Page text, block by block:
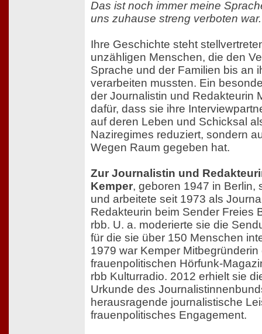
Das ist noch immer meine
uns zuhause streng verboten
Ihre Geschichte steht
unzähligen Menschen, die den
Sprache und der Familien bis an
verarbeiten mussten. Ein
der Journalistin und Redakteurin
dafür, dass sie ihre
auf deren Leben und Schicksal
Naziregimes reduziert, sondern
Wegen Raum gegeben hat.
Zur Journalistin und
Kemper, geboren 1947 in Berlin,
und arbeitete seit 1973 als
Redakteurin beim Sender Freies
rbb. U. a. moderierte sie die
für die sie über 150 Menschen
1979 war Kemper
frauenpolitischen Hörfunk-
rbb Kulturradio. 2012 erhielt sie
Urkunde des
herausragende journalistische
frauenpolitisches Engagement.